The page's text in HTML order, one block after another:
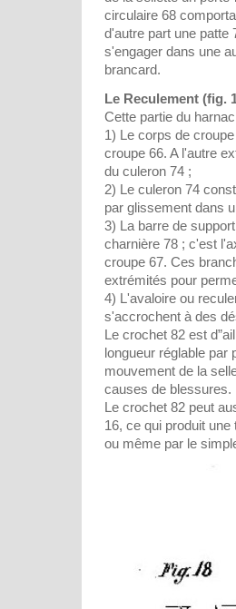
circulaire 68
d'autre part une
s'engager dans une
brancard.
Le Reculement (fig.
Cette partie du
1) Le corps de
croupe 66. A l'autre
du culeron 74 ;
2) Le culeron 74
par glissement dans
3) La barre de
charnière 78 ; c'est
croupe 67. Ces
extrémités pour
4) L'avaloire ou
s'accrochent à des
Le crochet 82 est
longueur réglable par
mouvement de la
causes de blessures.
Le crochet 82 peut
16, ce qui produit
ou même par le